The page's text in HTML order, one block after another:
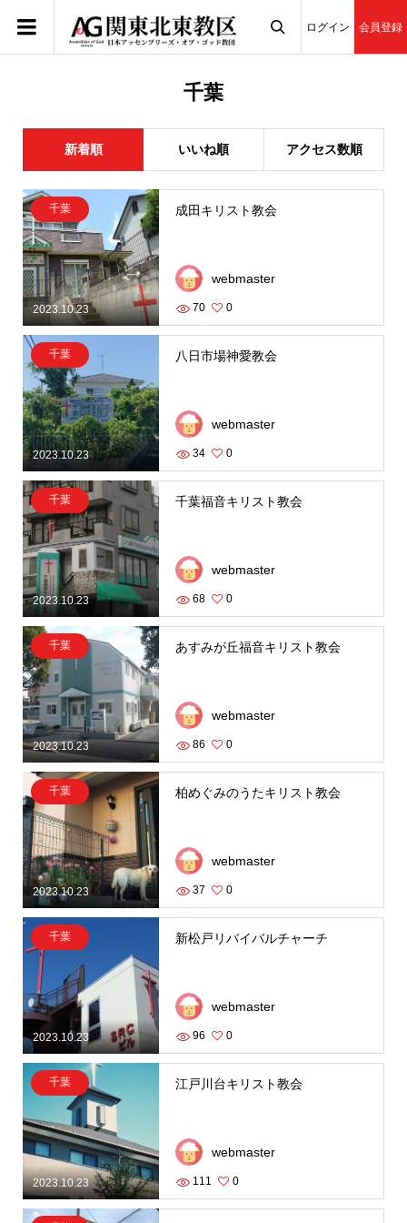
ログイン 会員登録
千葉
新着順 いいね順 アクセス数順
2023.10.23
千葉 成田キリスト教会
webmaster
70 0
2023.10.23
千葉 八日市場神愛教会
webmaster
34 0
2023.10.23
千葉 千葉福音キリスト教会
webmaster
68 0
2023.10.23
千葉 あすみが丘福音キリスト教会
webmaster
86 0
2023.10.23
千葉 柏めぐみのうたキリスト教会
webmaster
37 0
2023.10.23
千葉 新松戸リバイバルチャーチ
webmaster
96 0
2023.10.23
千葉 江戸川台キリスト教会
webmaster
111 0